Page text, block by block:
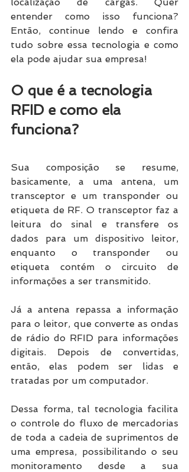
entender como isso funciona?
Então, continue lendo e confira
tudo sobre essa tecnologia e como
ela pode ajudar sua empresa!
O que é a tecnologia
RFID e como ela
funciona?
Sua composição se resume,
basicamente, a uma antena, um
transceptor e um transponder ou
etiqueta de RF. O transceptor faz a
leitura do sinal e transfere os
dados para um dispositivo leitor,
enquanto o transponder ou
etiqueta contém o circuito de
informações a ser transmitido.
Já a antena repassa a informação
para o leitor, que converte as ondas
de rádio do RFID para informações
digitais. Depois de convertidas,
então, elas podem ser lidas e
tratadas por um computador.
Dessa forma, tal tecnologia facilita
o controle do fluxo de mercadorias
de toda a cadeia de suprimentos de
uma empresa, possibilitando o seu
monitoramento desde a sua